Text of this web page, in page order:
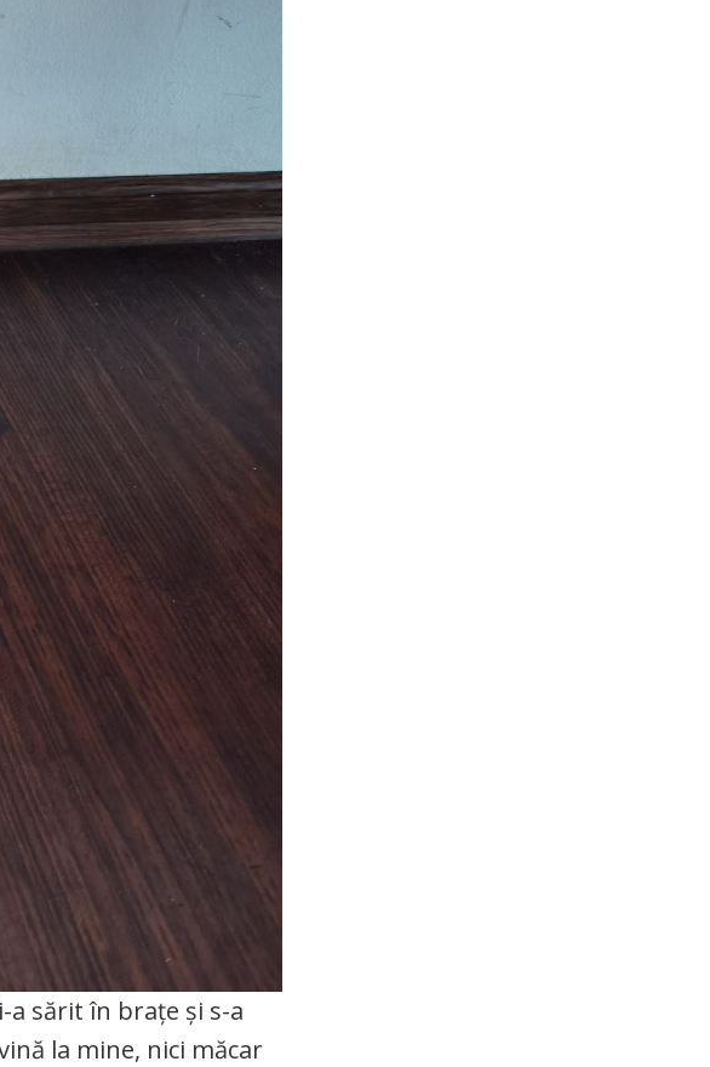
sărit în brațe și s-a
la mine, nici măcar